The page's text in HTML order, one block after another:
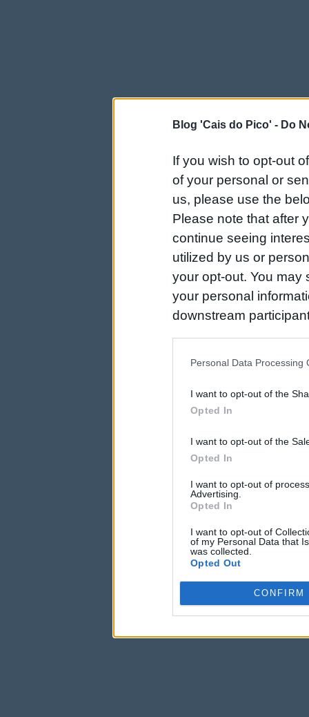
Blog 'Cais do Pico' - Do
If you wish to opt-out
of your personal or
us, please use the
Please note that after
continue seeing
utilized by us or
your opt-out. You may
your personal
downstream
us to third parties on
Personal Data Processing
I want to opt-out of the
Opted In
I want to opt-out of the
Opted In
I want to opt-out of
Advertising.
Opted In
I want to opt-out of
of my Personal Data that
was collected.
Opted Out
CONFIRM